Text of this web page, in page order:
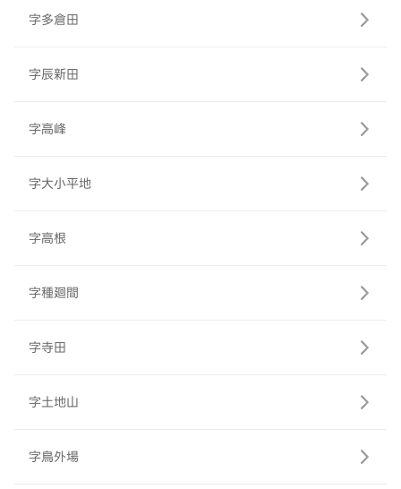
字多倉田
字辰新田
字高峰
字大小平地
字高根
字種廻間
字寺田
字土地山
字鳥外場